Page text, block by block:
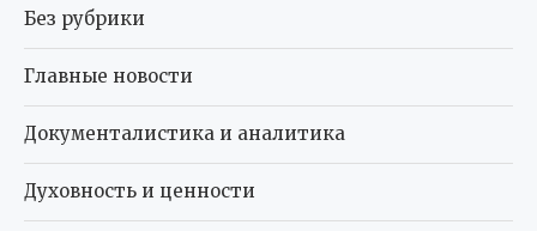
Без рубрики
Главные новости
Документалистика и аналитика
Духовность и ценности